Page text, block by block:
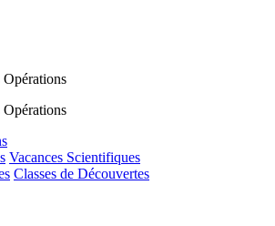
Vacances Scientifiques
Classes de Découvertes